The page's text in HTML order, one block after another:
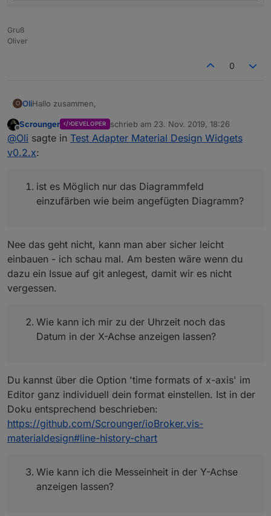
Gruß
Oliver
0
O OliHallo zusammen,
ich habe ein paar Fragen zum Line History Chart.
X-Achse anzeigen lassen?
Wie kann ich die Messeinheit in der Y-Achse anzeigen
lassen?
Offline
Scrounger DEVELOPER schrieb am 23. Nov. 2019, 18:26
zuletzt editiert von
@Oli sagte in Test Adapter Material Design Widgets
v0.2.x:
ist es Möglich nur das Diagrammfeld
einzufärben wie beim angefügten Diagramm?
Nee das geht nicht, kann man aber sicher leicht
einbauen - ich schau mal. Am besten wäre wenn du
dazu ein Issue auf git anlegest, damit wir es nicht
vergessen.
Wie kann ich mir zu der Uhrzeit noch das
Datum in der X-Achse anzeigen lassen?
Du kannst über die Option 'time formats of x-axis' im
Editor ganz individuell dein format einstellen. Ist in der
Doku entsprechend beschrieben:
https://github.com/Scrounger/ioBroker.vis-
materialdesign#line-history-chart
Wie kann ich die Messeinheit in der Y-Achse
anzeigen lassen?